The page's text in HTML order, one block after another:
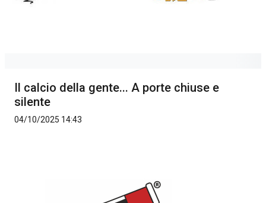
Il calcio della gente... A porte chiuse e
silente
04/10/2025 14:43